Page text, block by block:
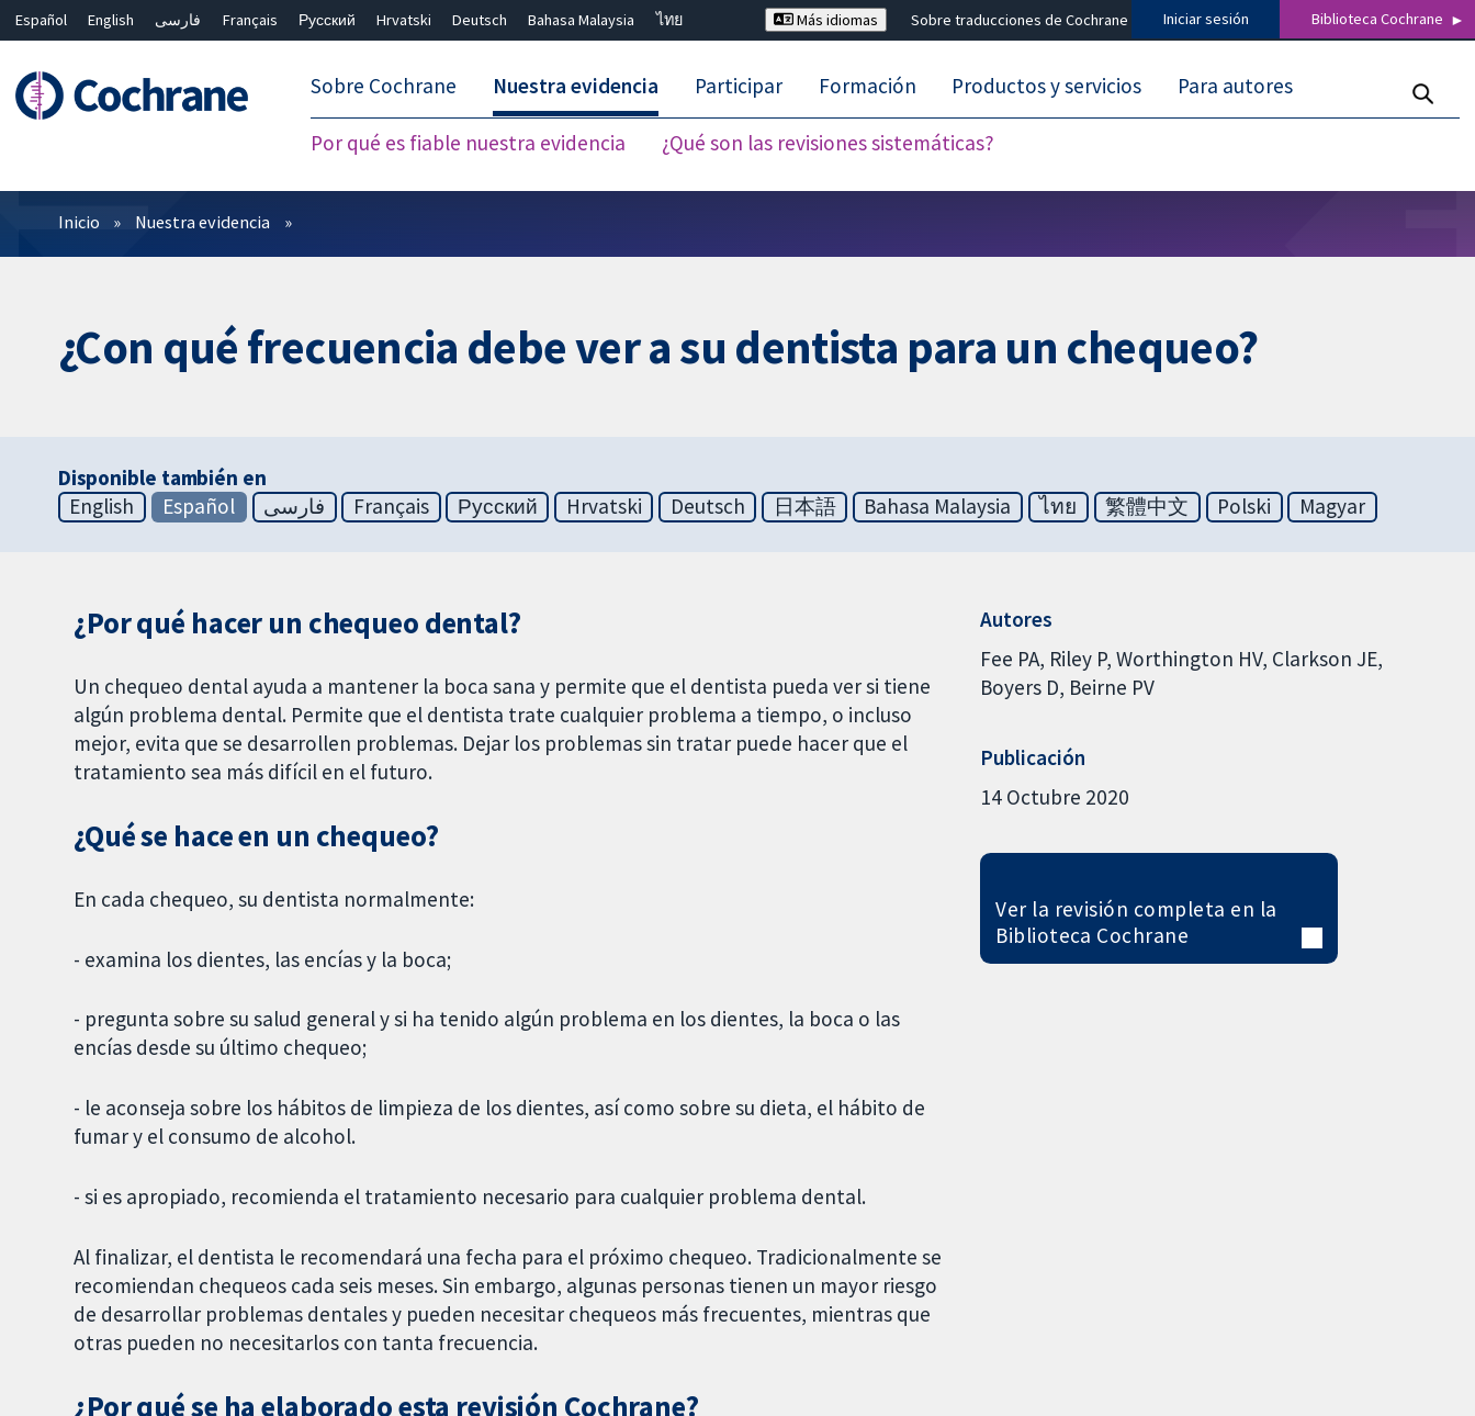
Español English فارسی Français Русский Hrvatski Deutsch Bahasa Malaysia
ไทย
Más idiomas Sobre traducciones de Cochrane Iniciar sesión Biblioteca Cochrane
Sobre Cochrane Nuestra evidencia
Por qué es fiable nuestra evidencia ¿Qué son las revisiones sistemáticas?
Participar Formación Productos y servicios Para autores
Filtros
Inicio Nuestra evidencia
¿Con qué frecuencia debe ver a su dentista para un chequeo?
Disponible también en
English
Español فارسی Français Русский Hrvatski Deutsch 日本語 Bahasa Malaysia ไทย 繁體中文 Polski Magyar
¿Por qué hacer un chequeo dental?
Un chequeo dental ayuda a mantener la boca sana y permite que el dentista pueda ver si tiene
algún problema dental. Permite que el dentista trate cualquier problema a tiempo, o incluso
mejor, evita que se desarrollen problemas. Dejar los problemas sin tratar puede hacer que el
tratamiento sea más difícil en el futuro.
¿Qué se hace en un chequeo?
En cada chequeo, su dentista normalmente:
- examina los dientes, las encías y la boca;
- pregunta sobre su salud general y si ha tenido algún problema en los dientes, la boca o las
encías desde su último chequeo;
- le aconseja sobre los hábitos de limpieza de los dientes, así como sobre su dieta, el hábito de
fumar y el consumo de alcohol.
- si es apropiado, recomienda el tratamiento necesario para cualquier problema dental.
Al finalizar, el dentista le recomendará una fecha para el próximo chequeo. Tradicionalmente se
recomiendan chequeos cada seis meses. Sin embargo, algunas personas tienen un mayor riesgo
de desarrollar problemas dentales y pueden necesitar chequeos más frecuentes, mientras que
otras pueden no necesitarlos con tanta frecuencia.
¿Por qué se ha elaborado esta revisión Cochrane?
Autores
Fee PA Riley P Worthington HV Clarkson JE
Boyers D Beirne PV
Publicación
14 Octubre 2020
Ver la revisión completa en la
Biblioteca Cochrane